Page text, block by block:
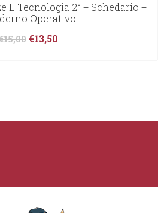
E Tecnologia 2° + Schedario +
Operativo
15,00 €13,50